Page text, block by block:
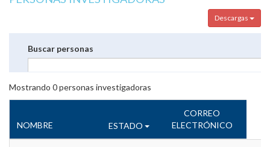
Descargas
Buscar personas
Mostrando 0personas investigadoras
NOMBRE ESTADO
CORREO
ELECTRÓNICO